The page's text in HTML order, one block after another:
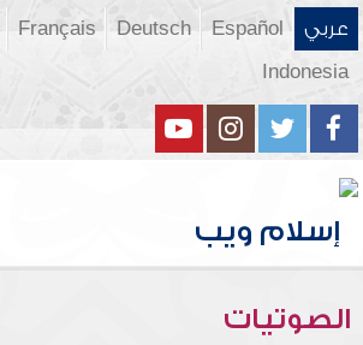
عربي Español
Deutsch
Français
Indonesia
الصوتيات